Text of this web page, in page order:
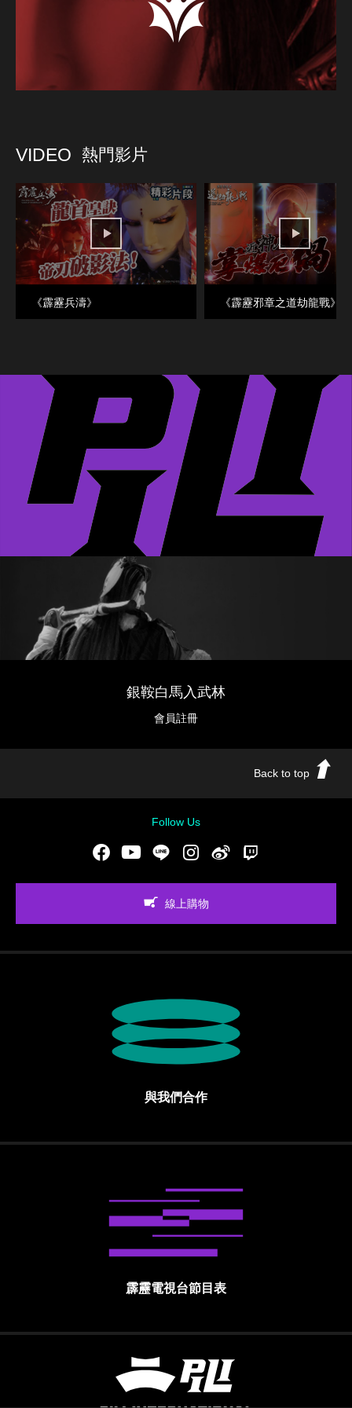
VIDEO 熱門影片
《霹靂兵濤》 《霹靂邪章之道劫龍戰》
銀鞍白馬入武林
會員註冊
Back to top
Follow Us
FacebookYoutubeLINE Instgram新浪微博
線上購物
與我們合作
霹靂電視台節目表
霹靂國際多媒體股份有限公司 PILI